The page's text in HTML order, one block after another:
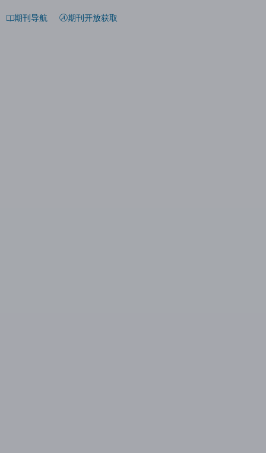
期刊导航 期刊开放获取